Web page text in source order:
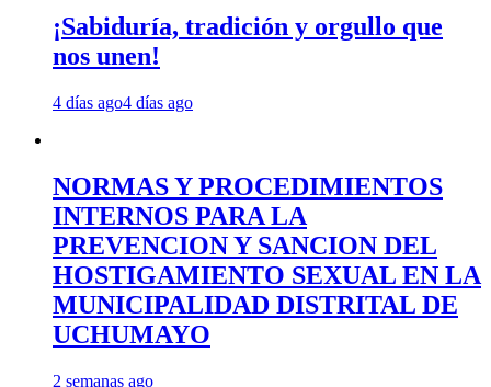
¡Sabiduría, tradición y orgullo que
nos unen!
4 días ago4 días ago
NORMAS Y PROCEDIMIENTOS
INTERNOS PARA LA
PREVENCION Y SANCION DEL
HOSTIGAMIENTO SEXUAL EN LA
MUNICIPALIDAD DISTRITAL DE
UCHUMAYO
2 semanas ago